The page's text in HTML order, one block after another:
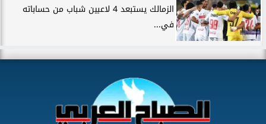
الزمالك يستبعد 4 لاعبين شباب من حساباته
في...